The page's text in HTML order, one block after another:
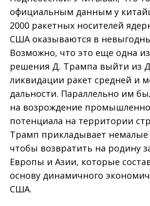
официальным данным у
2000 ракетных носителей
США оказываются в
Возможно, что это еще одна
решения Д. Трампа выйти из
ликвидации ракет средней и
дальности. Параллельно им
на возрождение
потенциала на территории
Трамп прикладывает немалые
чтобы возвратить на родину
Европы и Азии, которые
основу динамичного
США.